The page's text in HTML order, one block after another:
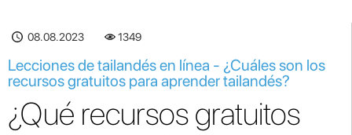
08.08.2023 1349
Lecciones de tailandés en línea - ¿Cuáles son los
recursos gratuitos para aprender tailandés?
¿Qué recursos gratuitos